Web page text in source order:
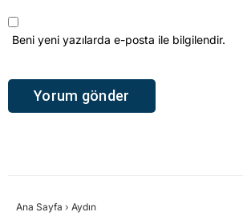
Beni yeni yazılarda e-posta ile bilgilendir.
Ana Sayfa › Aydın